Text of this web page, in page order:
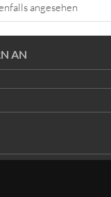
angesehen
AN